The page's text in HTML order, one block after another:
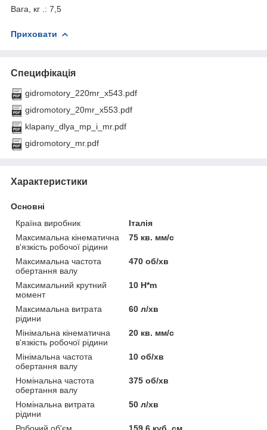
Вага, кг .: 7,5
Приховати
Специфікація
gidromotory_220mr_x543.pdf
gidromotory_20mr_x553.pdf
klapany_dlya_mp_i_mr.pdf
gidromotory_mr.pdf
Характеристики
Основні
Країна виробник
Італія
Максимальна кінематична
в'язкість робочої рідини
75 кв. мм/с
Максимальна частота
обертання валу
470 об/хв
Максимальний крутний
момент
10 H*m
Максимальна витрата
рідини
60 л/хв
Мінімальна кінематична
в'язкість робочої рідини
20 кв. мм/с
Мінімальна частота
обертання валу
10 об/хв
Номінальна частота
обертання валу
375 об/хв
Номінальна витрата
рідини
50 л/хв
Робочий об'єм 159.6 куб. см